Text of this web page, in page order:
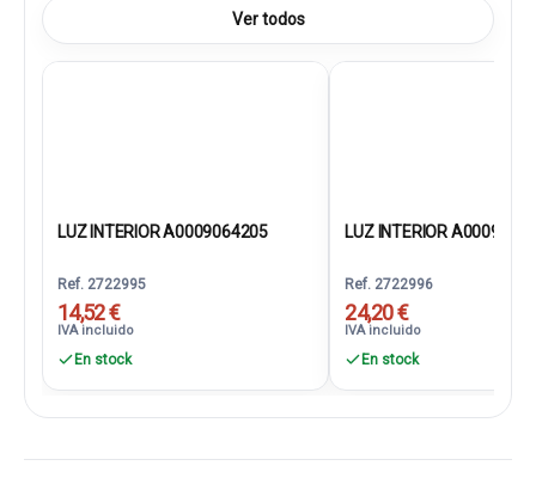
Ver todos
LUZ INTERIOR A0009064205
Ref. 2722995
14,52 €
IVA incluido
En stock
LUZ INTERIOR
Ref. 2722996
24,20 €
IVA incluido
En stock